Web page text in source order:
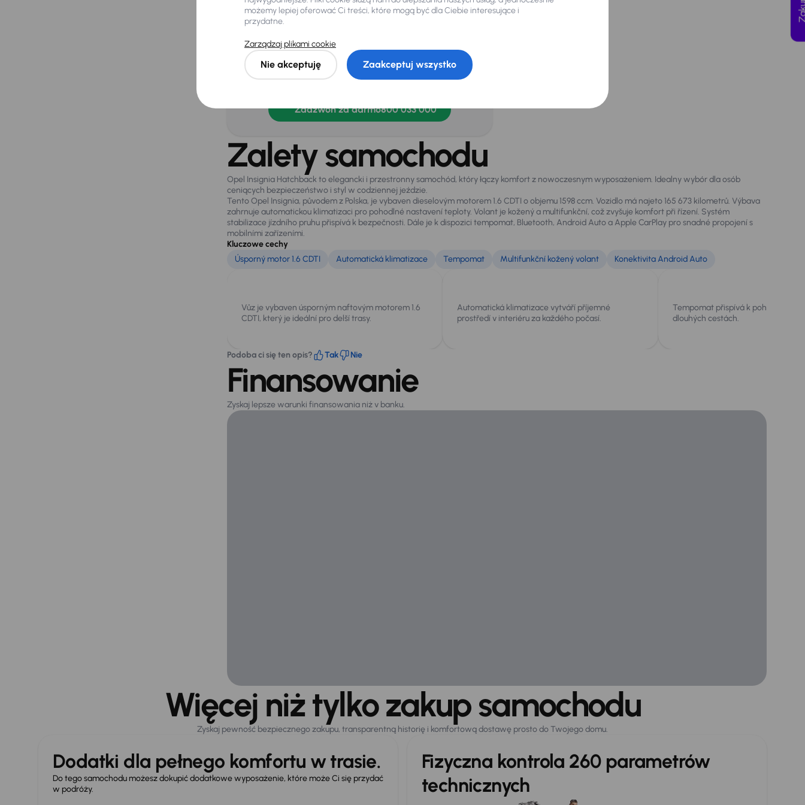
Czujnik deszczu
Potrzebujesz jeszcze więcej informacji o
samochodzie?
Zadzwoń za darmo800 033 000
Zalety samochodu
Opel Insignia Hatchback to elegancki i przestronny samochód, który łączy komfort z nowoczesnym wyposażeniem. Idealny wybór dla osób
ceniących bezpieczeństwo i styl w codziennej jeździe.
Tento Opel Insignia, původem z Polska, je vybaven dieselovým motorem 1.6 CDTI o objemu 1598 ccm. Vozidlo má najeto 165 673 kilometrů. Výbava
zahrnuje automatickou klimatizaci pro pohodlné nastavení teploty. Volant je kožený a multifunkční, což zvyšuje komfort při řízení. Systém
stabilizace jízdního pruhu přispívá k bezpečnosti. Dále je k dispozici tempomat, Bluetooth, Android Auto a Apple CarPlay pro snadné propojení s
mobilními zařízeními.
Kluczowe cechy
Úsporný motor 1.6 CDTI
Automatická klimatizace Tempomat Multifunkční kožený volant Konektivita Android Auto
Vůz je vybaven úsporným naftovým motorem 1.6
CDTI, který je ideální pro delší trasy.
Automatická klimatizace vytváří příjemné
prostředí v interiéru za každého počasí.
Tempomat přispívá k pohodlnější
dlouhých cestách.
Podoba ci się ten opis? Tak Nie
Finansowanie
Zyskaj lepsze warunki finansowania niż v banku.
Więcej niż tylko zakup samochodu
Zyskaj pewność bezpiecznego zakupu, transparentną historię i komfortową dostawę prosto do Twojego domu.
Dodatki dla pełnego komfortu w trasie.
Do tego samochodu możesz dokupić dodatkowe wyposażenie, które może Ci się przydać
w podróży.
Fizyczna kontrola 260 parametrów
technicznych
możemy lepiej oferować Ci treści, które mogą być dla Ciebie interesujące i
przydatne.
Zarządzaj plikami cookie
Nie akceptuję Zaakceptuj wszystko